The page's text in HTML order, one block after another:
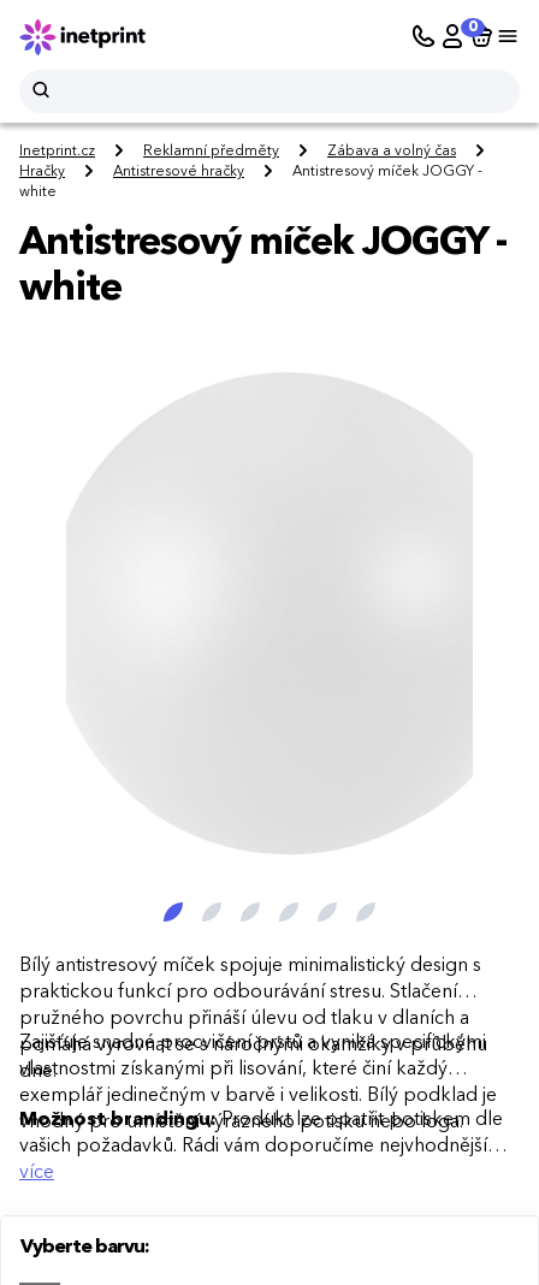
0
Inetprint.cz Reklamní předměty
Zábava a volný čas
Hračky
Antistresové hračky
Antistresový míček JOGGY -
white
Antistresový míček JOGGY -
white
Bílý antistresový míček spojuje minimalistický design s
praktickou funkcí pro odbourávání stresu. Stlačení
pružného povrchu přináší úlevu od tlaku v dlaních a
pomáhá vyrovnat se s náročnými okamžiky v průběhu
dne.
Zajišťuje snadné procvičení prstů a vyniká specifickými
vlastnostmi získanými při lisování, které činí každý
exemplář jedinečným v barvě i velikosti. Bílý podklad je
vhodný pro umístění výrazného potisku nebo loga.
Možnost brandingu:Produkt lze opatřit potiskem dle
vašich požadavků. Rádi vám doporučíme nejvhodnější
technologii potisku s ohledem na design i váš rozpočet.
více
Vyberte barvu: